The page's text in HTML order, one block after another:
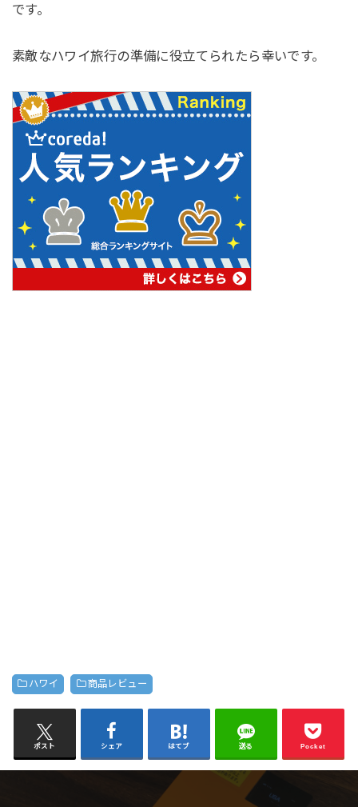
です。
素敵なハワイ旅行の準備に役立てられたら幸いです。
ハワイ 商品レビュー
ポスト シェア はてブ 送る Pocket